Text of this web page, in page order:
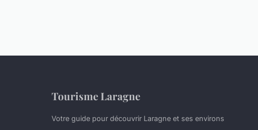
Tourisme Laragne
Votre guide pour découvrir Laragne et ses environs